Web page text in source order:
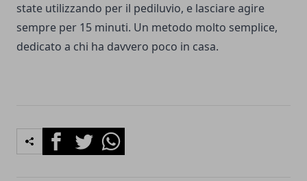
state utilizzando per il pediluvio, e lasciare agire
sempre per 15 minuti. Un metodo molto semplice,
dedicato a chi ha davvero poco in casa.
FacebookTwitterWhatsapp